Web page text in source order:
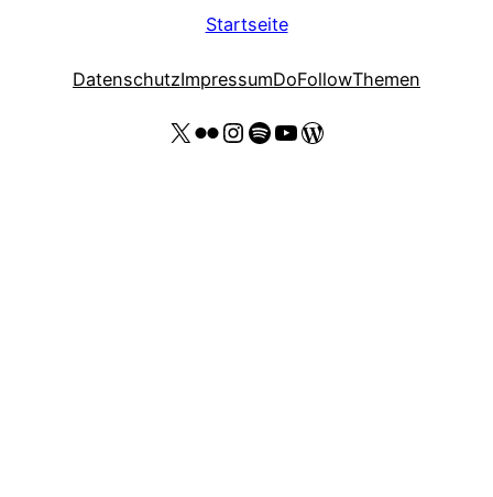
Startseite
DatenschutzImpressumDoFollowThemen
X Flickr
Instagram
Spotify
YouTube Thomas Kohler
Wordpress Website